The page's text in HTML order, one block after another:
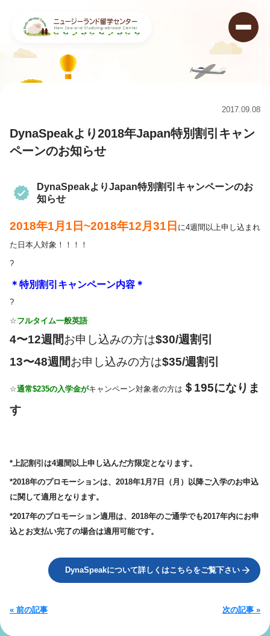
2017.09.08
DynaSpeakより2018年Japan特別割引キャン
ペーンのお知らせ
DynaSpeakよりJapan特別割引キャンペーンのお
知らせ
2018年1月1日~2018年12月31日 に4週間以上申し込まれ
た日本人対象！！！！
?
＊特別割引キャンペーン内容＊
?
☆フルタイム一般英語
4〜12週間お申し込みの方は$30/週割引
13〜48週間お申し込みの方は$35/週割引
☆通常$235の入学金がキャンペーン対象者の方は ＄195になりま
す
*上記割引は4週間以上申し込んだ方限定となります。
*2018年のプロモーションは、2018年1月7日（月）以降ご入学のお申込
に関して適用となります。
*2017年のプロモーション適用は、2018年のご通学でも2017年内にお申
込とお支払い完了の場合は適用可能です。
DynaSpeakについて詳しくはこちらをご覧下さい
« 前の記事 次の記事 »